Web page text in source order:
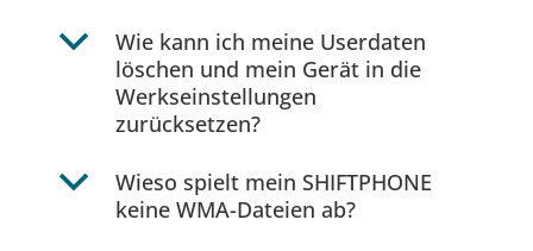
b
Wie kann ich meine Userdaten
löschen und mein Gerät in die
Werkseinstellungen
zurücksetzen?
b
Wieso spielt mein SHIFTPHONE
keine WMA-Dateien ab?